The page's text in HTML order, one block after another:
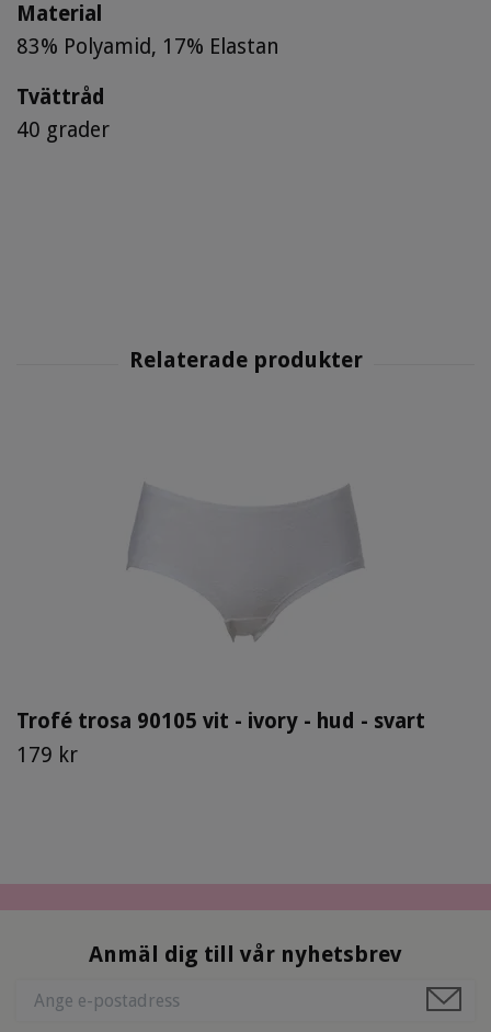
Material
83% Polyamid, 17% Elastan
Tvättråd
40 grader
Trofé trosa 90105 vit - ivory - hud - svart
179 kr
Anmäl dig till vår nyhetsbrev